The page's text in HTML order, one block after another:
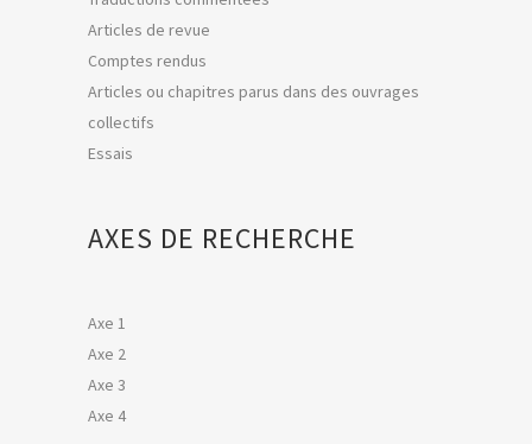
Articles de revue
Comptes rendus
Articles ou chapitres parus dans des ouvrages
collectifs
Essais
AXES DE RECHERCHE
Axe 1
Axe 2
Axe 3
Axe 4